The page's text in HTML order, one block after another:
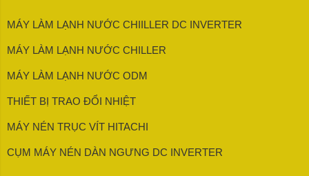
MÁY LÀM LẠNH NƯỚC CHIILLER DC INVERTER
MÁY LÀM LẠNH NƯỚC CHILLER
MÁY LÀM LẠNH NƯỚC ODM
THIẾT BỊ TRAO ĐỔI NHIỆT
MÁY NÉN TRỤC VÍT HITACHI
CỤM MÁY NÉN DÀN NGƯNG DC INVERTER